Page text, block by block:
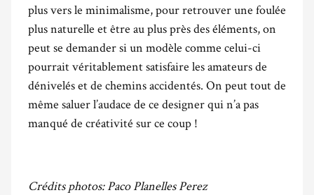
plus vers le minimalisme, pour retrouver une foulée
plus naturelle et être au plus près des éléments, on
peut se demander si un modèle comme celui-ci
pourrait véritablement satisfaire les amateurs de
dénivelés et de chemins accidentés. On peut tout de
même saluer l’audace de ce designer qui n’a pas
manqué de créativité sur ce coup !
Crédits photos: Paco Planelles Perez